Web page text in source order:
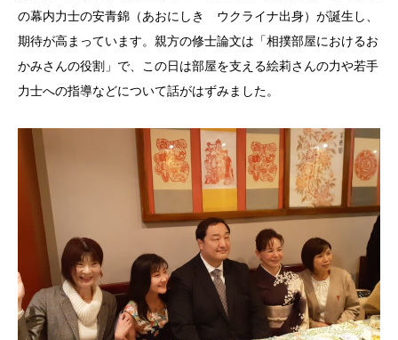
の幕内力士の安青錦（あおにしき ウクライナ出身）が誕生し、
期待が高まっています。親方の修士論文は「相撲部屋におけるお
かみさんの役割」で、この日は部屋を支える絵莉さんの力や若手
力士への指導などについて話がはずみました。